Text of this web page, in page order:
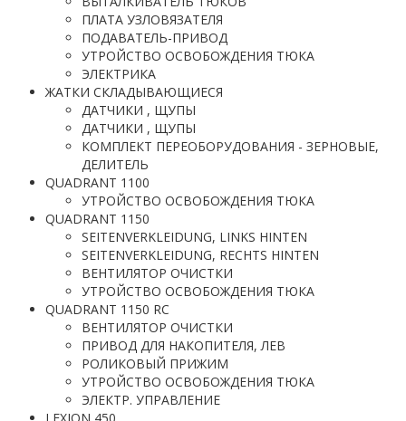
ПЛАТА УЗЛОВЯЗАТЕЛЯ
ПОДАВАТЕЛЬ-ПРИВОД
УТРОЙСТВО ОСВОБОЖДЕНИЯ ТЮКА
ЭЛЕКТРИКА
ЖАТКИ СКЛАДЫВАЮЩИЕСЯ
ДАТЧИКИ , ЩУПЫ
ДАТЧИКИ , ЩУПЫ
КОМПЛЕКТ ПЕРЕОБОРУДОВАНИЯ - ЗЕРНОВЫЕ,
ДЕЛИТЕЛЬ
QUADRANT 1100
УТРОЙСТВО ОСВОБОЖДЕНИЯ ТЮКА
QUADRANT 1150
SEITENVERKLEIDUNG, LINKS HINTEN
SEITENVERKLEIDUNG, RECHTS HINTEN
ВЕНТИЛЯТОР ОЧИСТКИ
УТРОЙСТВО ОСВОБОЖДЕНИЯ ТЮКА
QUADRANT 1150 RC
ВЕНТИЛЯТОР ОЧИСТКИ
ПРИВОД ДЛЯ НАКОПИТЕЛЯ, ЛЕВ
РОЛИКОВЫЙ ПРИЖИМ
УТРОЙСТВО ОСВОБОЖДЕНИЯ ТЮКА
ЭЛЕКТР. УПРАВЛЕНИЕ